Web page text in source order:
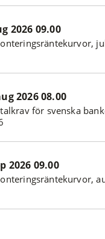
2026 09.00
2026 08.00
för svenska
2026 09.00